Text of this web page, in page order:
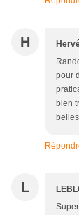
H
pour
bien
L